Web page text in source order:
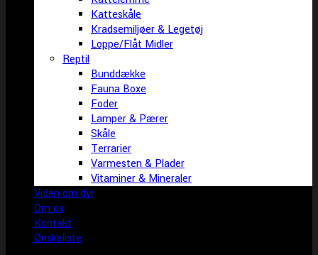
Katteskåle
Kradsemiljøer & Legetøj
Loppe/Flåt Midler
Reptil
Bunddække
Fauna Boxe
Foder
Lamper & Pærer
Skåle
Terrarier
Varmesten & Plader
Vitaminer & Mineraler
Viden om dyr
Om os
Kontakt
Ønskeliste